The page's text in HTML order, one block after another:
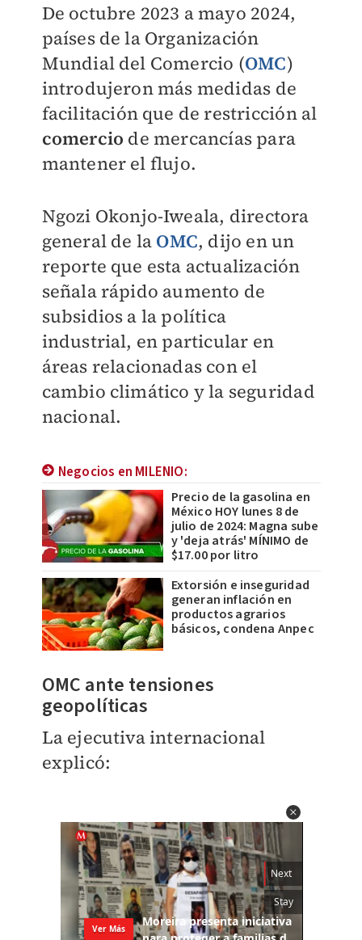
De octubre 2023 a mayo 2024,
países de la Organización
Mundial del Comercio (OMC)
introdujeron más medidas de
facilitación que de restricción al
comercio de mercancías para
mantener el flujo.
Ngozi Okonjo-Iweala, directora
general de la OMC, dijo en un
reporte que esta actualización
señala rápido aumento de
subsidios a la política
industrial, en particular en
áreas relacionadas con el
cambio climático y la seguridad
nacional.
Negocios en MILENIO:
Precio de la gasolina en
México HOY lunes 8 de
julio de 2024: Magna sube
y 'deja atrás' MÍNIMO de
$17.00 por litro
Extorsión e inseguridad
generan inflación en
productos agrarios
básicos, condena Anpec
OMC ante tensiones
geopolíticas
La ejecutiva internacional
explicó: